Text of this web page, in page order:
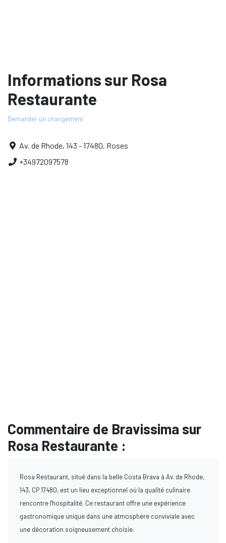
Informations sur Rosa
Restaurante
Demander un changement
Av. de Rhode, 143 - 17480, Roses
+34972097578
Commentaire de Bravissima sur
Rosa Restaurante :
Rosa Restaurant, situé dans la belle Costa Brava à Av. de Rhode,
143, CP 17480, est un lieu exceptionnel où la qualité culinaire
rencontre l'hospitalité. Ce restaurant offre une expérience
gastronomique unique dans une atmosphère conviviale avec
une décoration soigneusement choisie.